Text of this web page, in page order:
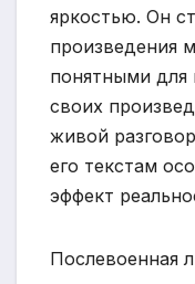
яркостью. Он
произведения
понятными для
своих
живой
его текстам
эффект
Послевоенная